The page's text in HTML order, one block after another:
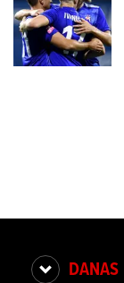
DANAS